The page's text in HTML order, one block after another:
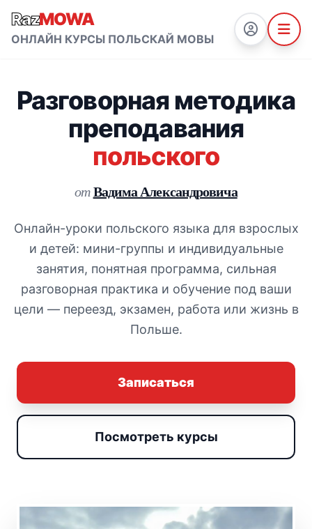
RazMOWA
ОНЛАЙН КУРСЫ ПОЛЬСКАЙ МОВЫ
Разговорная методика
преподавания
польского
отВадима Александровича
Онлайн-уроки польского языка для взрослых
и детей: мини-группы и индивидуальные
занятия, понятная программа, сильная
разговорная практика и обучение под ваши
цели — переезд, экзамен, работа или жизнь в
Польше.
Записаться
Посмотреть курсы